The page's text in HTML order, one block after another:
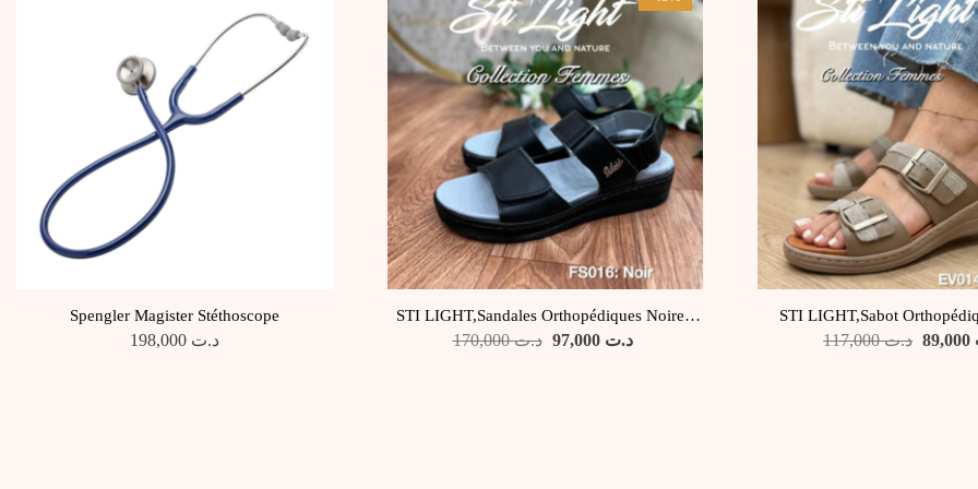
Spengler Magister Stéthoscope
د.ت 198,000
STI LIGHT,Sandales Orthopédiques Noires,
FS016
د.ت170,000
Le
د.ت 97,000
STI LIGHT,Sabot
TAUPE
د.ت117,000
Le